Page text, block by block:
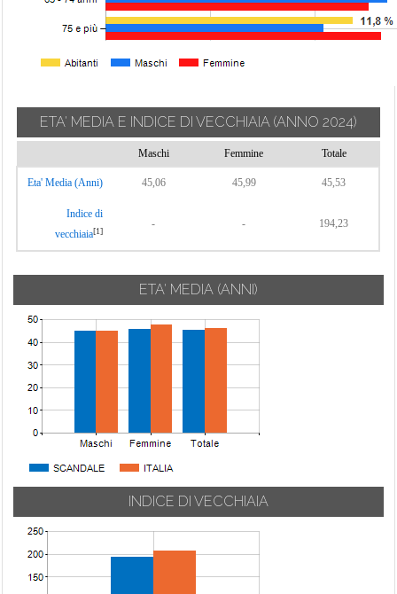
ETA' MEDIA E INDICE DI VECCHIAIA (ANNO 2024)
Maschi Femmine Totale
Eta' Media (Anni) 45,06 45,99 45,53
Indice di
vecchiaia[1]
- - 194,23
ETA' MEDIA (ANNI)
INDICE DI VECCHIAIA